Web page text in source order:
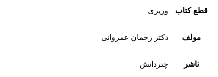
قطع کتاب وزیری
مولف دکتر رحمان عمروانی
ناشر چتردانش